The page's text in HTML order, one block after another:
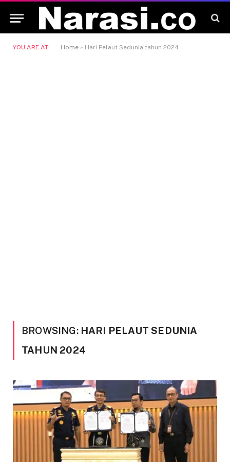
YOU ARE AT: Home » Hari Pelaut Sedunia tahun 2024
BROWSING: HARI PELAUT SEDUNIA
TAHUN 2024